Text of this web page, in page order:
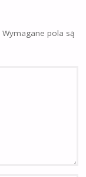
Wymagane pola są